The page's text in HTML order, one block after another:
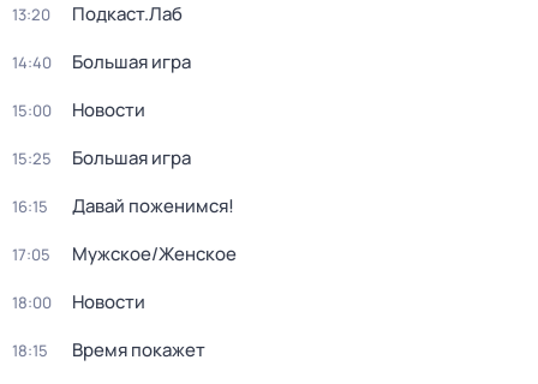
13:20 Подкаст.Лаб
14:40 Большая игра
15:00 Новости
15:25 Большая игра
16:15 Давай поженимся!
17:05 Мужское/Женское
18:00 Новости
18:15 Время покажет